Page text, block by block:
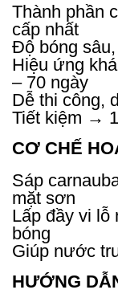
Thành phần
cấp nhất
Độ bóng
Hiệu ứng
– 70 ngày
Dễ thi công,
Tiết kiệm →
CƠ CHẾ
Sáp
mặt sơn
Lấp đầy vi
bóng
Giúp nước
HƯỚNG